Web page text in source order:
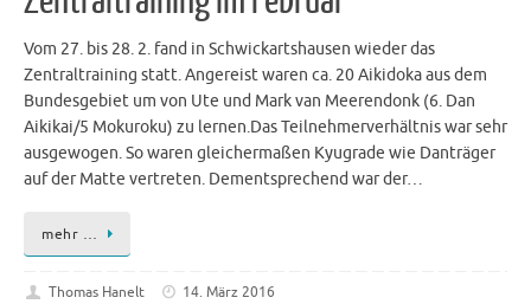
Vom 27. bis 28. 2. fand in Schwickartshausen wieder das
Zentraltraining statt. Angereist waren ca. 20 Aikidoka aus dem
Bundesgebiet um von Ute und Mark van Meerendonk (6. Dan
Aikikai/5 Mokuroku) zu lernen.Das Teilnehmerverhältnis war sehr
ausgewogen. So waren gleichermaßen Kyugrade wie Danträger
auf der Matte vertreten. Dementsprechend war der…
mehr …
Thomas Hanelt
14. März 2016